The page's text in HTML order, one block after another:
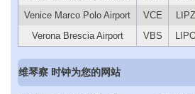
Venice Marco Polo Airport
VCE LIPZ
Verona Brescia Airport
VBS
维琴察 时钟为您的网站